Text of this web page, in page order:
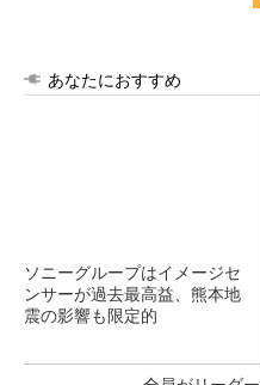
あなたにおすすめ
ソニーグループはイメージセ
ンサーが過去最高益、熊本地
震の影響も限定的